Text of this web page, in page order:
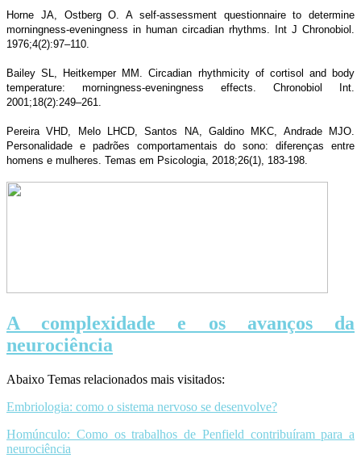
Horne JA, Ostberg O. A self-assessment questionnaire to determine
morningness-eveningness in human circadian rhythms. Int J Chronobiol.
1976;4(2):97–110.
Bailey SL, Heitkemper MM. Circadian rhythmicity of cortisol and body
temperature: morningness-eveningness effects. Chronobiol Int.
2001;18(2):249–261.
Pereira VHD, Melo LHCD, Santos NA, Galdino MKC, Andrade MJO.
Personalidade e padrões comportamentais do sono: diferenças entre
homens e mulheres. Temas em Psicologia, 2018;26(1), 183-198.
A complexidade e os avanços da
neurociência
Abaixo Temas relacionados mais visitados:
Embriologia: como o sistema nervoso se desenvolve?
Homúnculo: Como os trabalhos de Penfield contribuíram para a
neurociência